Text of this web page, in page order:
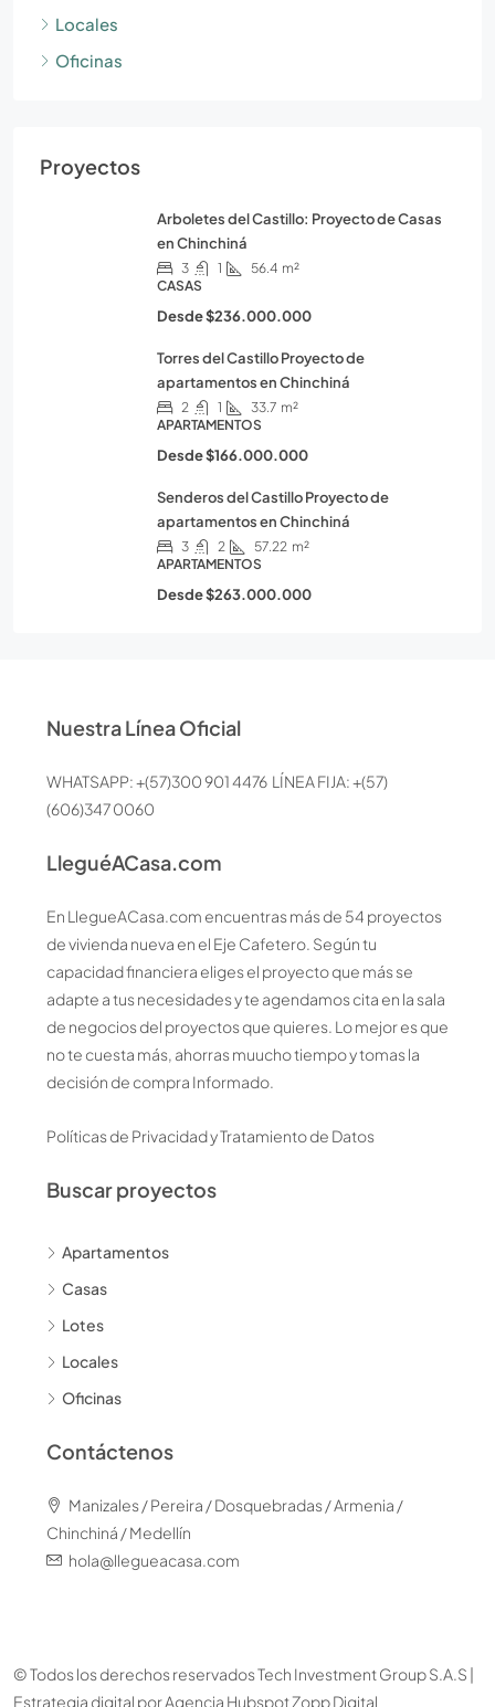
Locales
Oficinas
Proyectos
Arboletes del Castillo: Proyecto de Casas
en Chinchiná
3 1 56.4 m²
CASAS
Desde$236.000.000
Torres del Castillo Proyecto de
apartamentos en Chinchiná
2 1 33.7 m²
APARTAMENTOS
Desde$166.000.000
Senderos del Castillo Proyecto de
apartamentos en Chinchiná
3 2 57.22 m²
APARTAMENTOS
Desde$263.000.000
Nuestra Línea Oficial
WHATSAPP: +(57)300 901 4476 LÍNEA FIJA: +(57)
(606)347 0060
LleguéACasa.com
En LlegueACasa.com encuentras más de 54 proyectos
de vivienda nueva en el Eje Cafetero. Según tu
capacidad financiera eliges el proyecto que más se
adapte a tus necesidades y te agendamos cita en la sala
de negocios del proyectos que quieres. Lo mejor es que
no te cuesta más, ahorras muucho tiempo y tomas la
decisión de compra Informado.
Políticas de Privacidad y Tratamiento de Datos
Buscar proyectos
Apartamentos
Casas
Lotes
Locales
Oficinas
Contáctenos
Manizales / Pereira / Dosquebradas / Armenia /
Chinchiná / Medellín
hola@llegueacasa.com
© Todos los derechos reservados Tech Investment Group S.A.S |
Estrategia digital porAgencia Hubspot Zopp Digital